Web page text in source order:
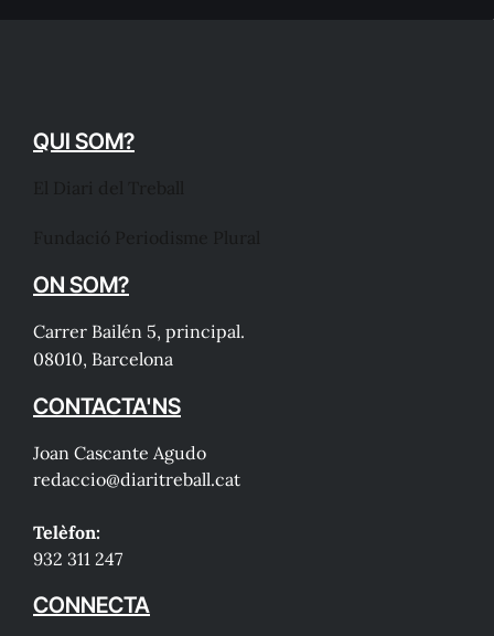
QUI SOM?
ON SOM?
Carrer Bailén 5, principal.
08010, Barcelona
CONTACTA'NS
Joan Cascante Agudo
redaccio@diaritreball.cat
Telèfon:
932 311 247
CONNECTA